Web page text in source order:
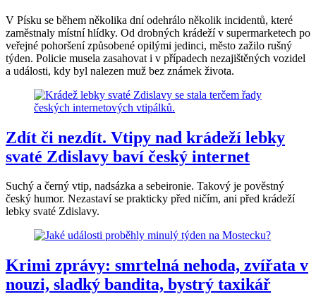
V Písku se během několika dní odehrálo několik incidentů, které
zaměstnaly místní hlídky. Od drobných krádeží v supermarketech po
veřejné pohoršení způsobené opilými jedinci, město zažilo rušný
týden. Policie musela zasahovat i v případech nezajištěných vozidel
a události, kdy byl nalezen muž bez známek života.
Zdít či nezdít. Vtipy nad krádeží lebky
svaté Zdislavy baví český internet
Suchý a černý vtip, nadsázka a sebeironie. Takový je pověstný
český humor. Nezastaví se prakticky před ničím, ani před krádeží
lebky svaté Zdislavy.
Krimi zprávy: smrtelná nehoda, zvířata v
nouzi, sladký bandita, bystrý taxikář